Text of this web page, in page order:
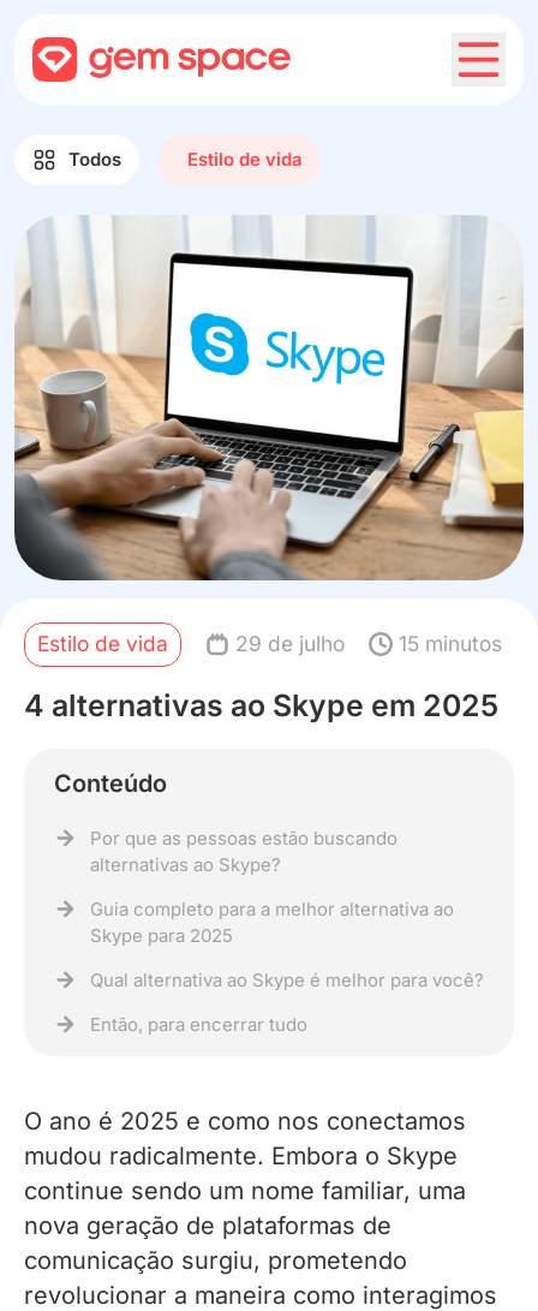
Todos Estilo de vida
Estilo de vida 29 de julho 15 minutos
4 alternativas ao Skype em 2025
Conteúdo
Por que as pessoas estão buscando
alternativas ao Skype?
Guia completo para a melhor alternativa ao
Skype para 2025
Qual alternativa ao Skype é melhor para você?
Então, para encerrar tudo
O ano é 2025 e como nos conectamos
mudou radicalmente. Embora o Skype
continue sendo um nome familiar, uma
nova geração de plataformas de
comunicação surgiu, prometendo
revolucionar a maneira como interagimos